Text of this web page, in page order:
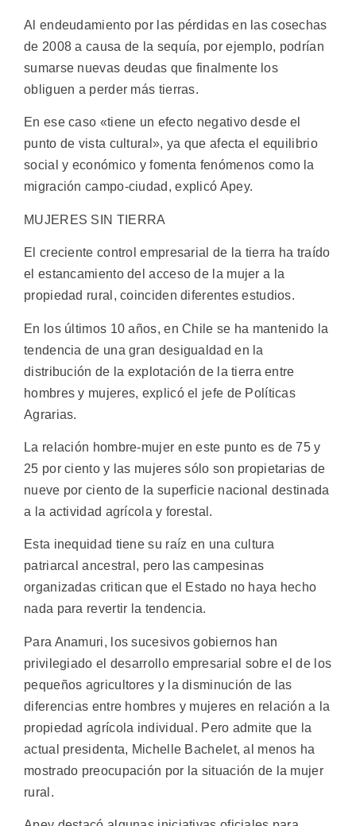
Al endeudamiento por las pérdidas en las cosechas
de 2008 a causa de la sequía, por ejemplo, podrían
sumarse nuevas deudas que finalmente los
obliguen a perder más tierras.
En ese caso «tiene un efecto negativo desde el
punto de vista cultural», ya que afecta el equilibrio
social y económico y fomenta fenómenos como la
migración campo-ciudad, explicó Apey.
MUJERES SIN TIERRA
El creciente control empresarial de la tierra ha traído
el estancamiento del acceso de la mujer a la
propiedad rural, coinciden diferentes estudios.
En los últimos 10 años, en Chile se ha mantenido la
tendencia de una gran desigualdad en la
distribución de la explotación de la tierra entre
hombres y mujeres, explicó el jefe de Políticas
Agrarias.
La relación hombre-mujer en este punto es de 75 y
25 por ciento y las mujeres sólo son propietarias de
nueve por ciento de la superficie nacional destinada
a la actividad agrícola y forestal.
Esta inequidad tiene su raíz en una cultura
patriarcal ancestral, pero las campesinas
organizadas critican que el Estado no haya hecho
nada para revertir la tendencia.
Para Anamuri, los sucesivos gobiernos han
privilegiado el desarrollo empresarial sobre el de los
pequeños agricultores y la disminución de las
diferencias entre hombres y mujeres en relación a la
propiedad agrícola individual. Pero admite que la
actual presidenta, Michelle Bachelet, al menos ha
mostrado preocupación por la situación de la mujer
rural.